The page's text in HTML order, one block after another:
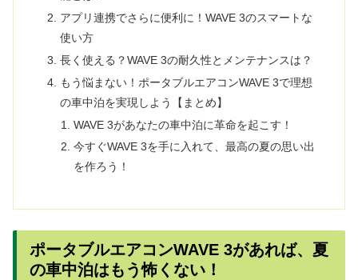
アプリ連携でさらに便利に！WAVE 3のスマートな
使い方
長く使える？WAVE 3の耐久性とメンテナンスは？
もう悩まない！ポータブルエアコンWAVE 3で理想
の車中泊を実現しよう【まとめ】
WAVE 3があなたの車中泊に革命を起こす！
今すぐWAVE 3を手に入れて、最高の夏の思い出
を作ろう！
ポータブルエアコンWAVE 3があれば、夏
の車中泊はもう怖くない！